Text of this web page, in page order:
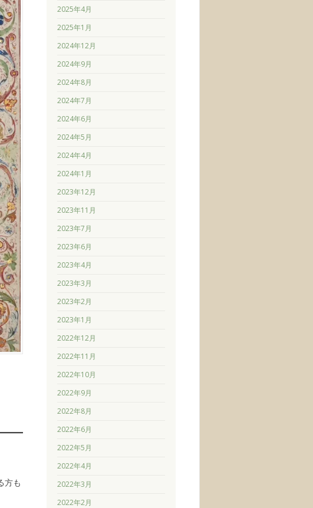
方も
2025年4月
2025年1月
2024年12月
2024年9月
2024年8月
2024年7月
2024年6月
2024年5月
2024年4月
2024年1月
2023年12月
2023年11月
2023年7月
2023年6月
2023年4月
2023年3月
2023年2月
2023年1月
2022年12月
2022年11月
2022年10月
2022年9月
2022年8月
2022年6月
2022年5月
2022年4月
2022年3月
2022年2月